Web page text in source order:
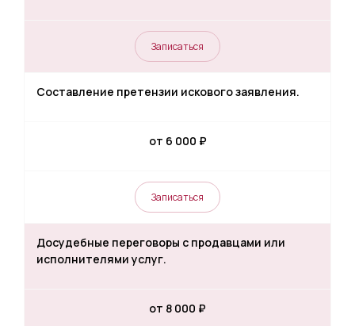
Записаться
Составление претензии искового заявления.
от 6 000 ₽
Записаться
Досудебные переговоры с продавцами или
исполнителями услуг.
от 8 000 ₽